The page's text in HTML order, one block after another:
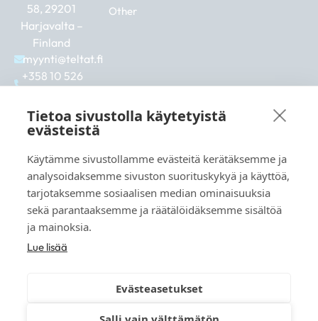
58, 29201
Harjavalta –
Finland
myynti@teltat.fi
+358 10 526
F
a
c
b
o
o
k
I
n
s
a
g
r
a
m
L
i
n
e
d
i
n
Other
See also:
markkina.net
grillikeskus.fi
© 2026 teltat.fi – TMK Tori- ja markkinakaupan
Tietoa sivustolla käytetyistä
evästeistä
Käytämme sivustollamme evästeitä kerätäksemme ja
analysoidaksemme sivuston suorituskykyä ja käyttöä,
tarjotaksemme sosiaalisen median ominaisuuksia
sekä parantaaksemme ja räätälöidäksemme sisältöä
ja mainoksia.
Lue lisää
Evästeasetukset